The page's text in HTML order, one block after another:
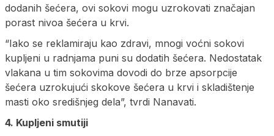
dodanih šećera, ovi sokovi mogu uzrokovati značajan
porast nivoa šećera u krvi.
“Iako se reklamiraju kao zdravi, mnogi voćni sokovi
kupljeni u radnjama puni su dodatih šećera. Nedostatak
vlakana u tim sokovima dovodi do brze apsorpcije
šećera uzrokujući skokove šećera u krvi i skladištenje
masti oko središnjeg dela”, tvrdi Nanavati.
4. Kupljeni smutiji